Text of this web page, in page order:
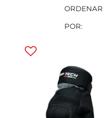
ORDENAR
POR: